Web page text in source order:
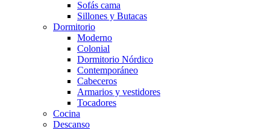
Sofás cama
Sillones y Butacas
Dormitorio
Moderno
Colonial
Dormitorio Nórdico
Contemporáneo
Cabeceros
Armarios y vestidores
Tocadores
Cocina
Descanso